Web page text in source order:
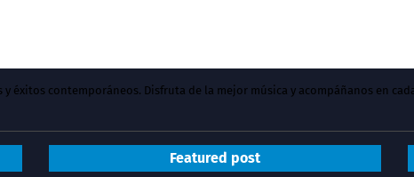
y éxitos contemporáneos. Disfruta de la mejor música y acompáñanos en
Featured post